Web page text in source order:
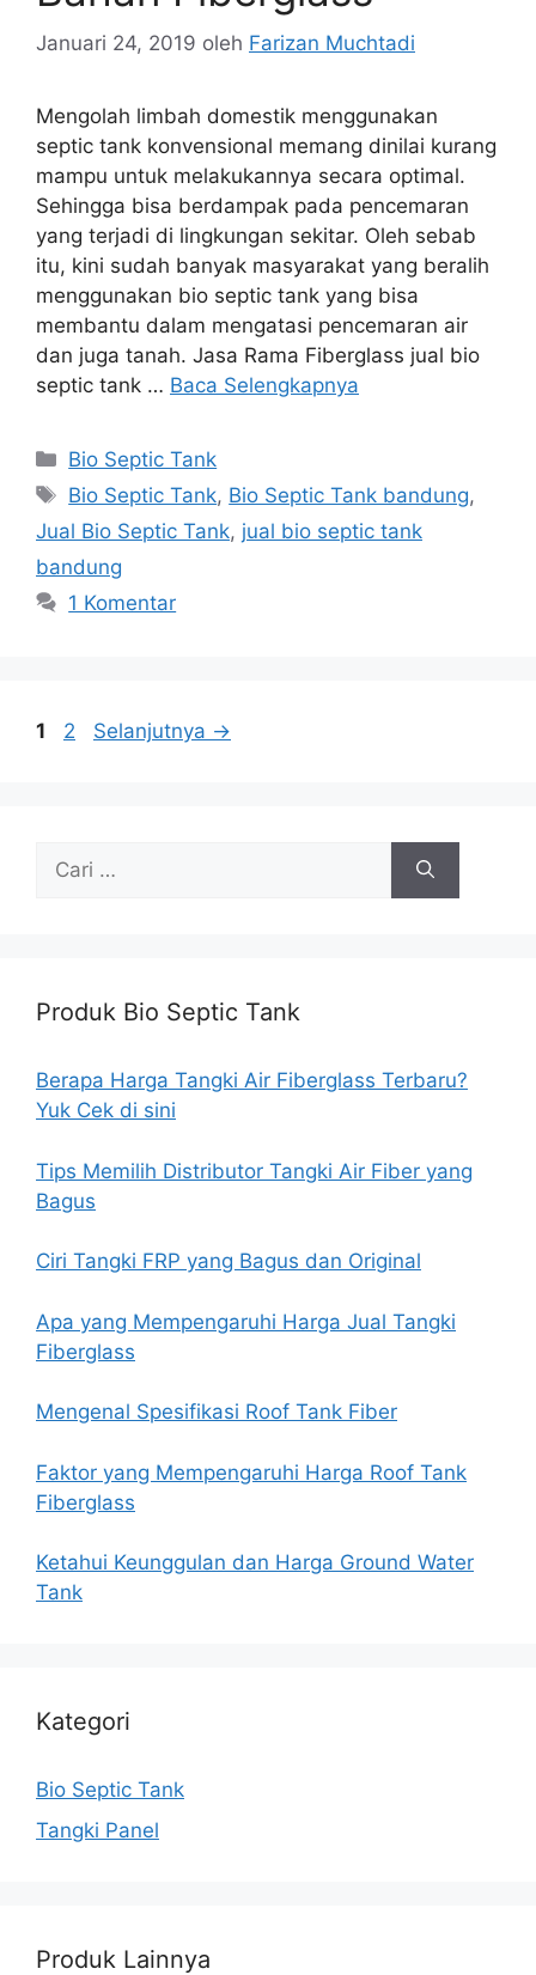
Januari 24, 2019 oleh Farizan Muchtadi
Mengolah limbah domestik menggunakan
septic tank konvensional memang dinilai kurang
mampu untuk melakukannya secara optimal.
Sehingga bisa berdampak pada pencemaran
yang terjadi di lingkungan sekitar. Oleh sebab
itu, kini sudah banyak masyarakat yang beralih
menggunakan bio septic tank yang bisa
membantu dalam mengatasi pencemaran air
dan juga tanah. Jasa Rama Fiberglass jual bio
septic tank … Baca Selengkapnya
Kategori
Bio Septic Tank
Tag
Bio Septic Tank, Bio Septic Tank bandung,
Jual Bio Septic Tank, jual bio septic tank
bandung
1 Komentar
Halaman
1 Halaman
2 Selanjutnya →
Cari
Produk Bio Septic Tank
Berapa Harga Tangki Air Fiberglass Terbaru?
Yuk Cek di sini
Tips Memilih Distributor Tangki Air Fiber yang
Bagus
Ciri Tangki FRP yang Bagus dan Original
Apa yang Mempengaruhi Harga Jual Tangki
Fiberglass
Mengenal Spesifikasi Roof Tank Fiber
Faktor yang Mempengaruhi Harga Roof Tank
Fiberglass
Ketahui Keunggulan dan Harga Ground Water
Tank
Kategori
Bio Septic Tank
Tangki Panel
Produk Lainnya